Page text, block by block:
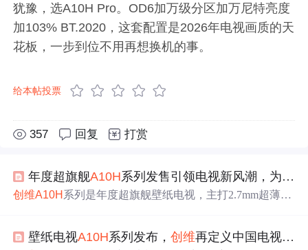
犹豫，选A10H Pro。OD6加万级分区加万尼特亮度
加103% BT.2020，这套配置是2026年电视画质的天
花板，一步到位不用再想换机的事。
给本帖投票
357 回复 打赏
年度超旗舰A10H系列发售引领电视新风潮，为什么是
创维A10H 系列是年度超旗舰壁纸电视，主打2.7mm超薄机
亮度、103% BT.2020色域及SQD-Pro量子点技术，突破画
壁纸电视A10H系列发布，创维再定义中国电视超旗舰标杆